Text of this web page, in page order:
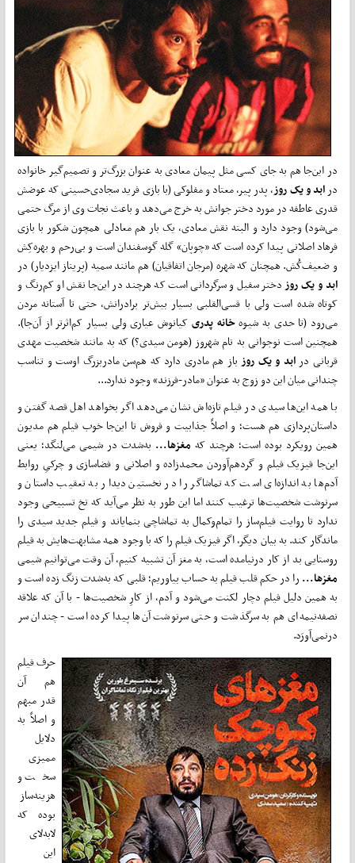
در این‌جا هم به جای کسی مثل پیمان معادی به عنوان بزرگ‌تر و تصمیم‌گیر خانواده
در ابد و یک روز، پدر پیر، معتاد و مفلوکی (با بازی فرید سجادی‌حسینی که عوضش
قدری عاطفه در مورد دختر جوانش به خرج می‌دهد و باعث نجات وی از مرگ حتمی
می‌شود) وجود دارد و البته نقش معادی، یک بار هم معادلی همچون شکور با بازی
فرهاد اصلانی پیدا کرده است که «چوپان» گله گوسفندان است و بی‌رحم و بهره‌کِش
و ضعیف‌کُش. همچنان که شهره (مرجان اتفاقیان) هم مانند سمیه (پریناز ایزدیار) در
ابد و یک روزدختر سفیل و سرگردانی است که هرچند در این‌جا نقش او کم‌رنگ و
کوتاه شده است ولی با قسی‌القلبی بسیار بیش‌تر برادرانش، حتی تا آستانه مردن
می‌رود (تا حدی به شیوهخانه پدریکیانوش عیاری ولی بسیار کم‌اثرتر از آن‌جا).
همچنین است نوجوانی به نام شهروز (هومن سیدی؟) که به مانند شخصیت مهدی
قربانی در ابد و یک روزباز هم مادری دارد که هم‌سن مادربزرگ اوست و تناسب
چندانی میان این دو زوج به عنوان «مادر-فرزند» وجود ندارد...
با همه این‌ها سیدی در فیلم تازه‌اش نشان می‌دهد اگر بخواهد اهل قصه گفتن و
داستان‌پردازی هم هست؛ و اصلاً جذابیت و فروش تا این‌جا خوب فیلم هم مدیون
همین رویکرد بوده است؛ هرچند که مغزها... به‌شدت در شیمی می‌لنگد؛ یعنی
این‌جا فیزیک فیلم و گردهم‌آوردن محمدزاده و اصلانی و فضاسازی و چرکیِ روابط
آدم‌ها به اندازه‌ای است که تماشاگر را در نخستین دیدار به تعقیب داستان و
سرنوشت شخصیت‌ها ترغیب کنند اما این طور به نظر می‌آید که نخ تسبیحی وجود
ندارد تا روایت فیلم‌ساز را تمام‌وکمال به تماشاچی بنمایاند و فیلم جدید سیدی را
ماندگار کند. به بیان دیگر، اگر فیزیک فیلم را که با وجود همه مشابهت‌هایش به فیلم
روستایی بد از کار درنیامده است، به مغز آن تشبیه کنیم، آن وقت می‌توانیم شیمی
مغزها...را در حکم قلب فیلم به حساب بیاوریم؛ قلبی که به‌شدت زنگ زده است و
به همین دلیل فیلم دچار لکنت می‌شود و آدم، از کارِ شخصیت‌ها - با آن که علاقه
نصفه‌نیمه‌ای هم به سرگذشت و حتی سرنوشت آن‌ها پیدا کرده است - چندان سر
درنمی‌آورَد.
حرف فیلم
هم آن
قدر مبهم
و اصلاً به
دلایل
ممیزی
سخت و
هزینه‌ساز
بوده که
لابه‌لای
این